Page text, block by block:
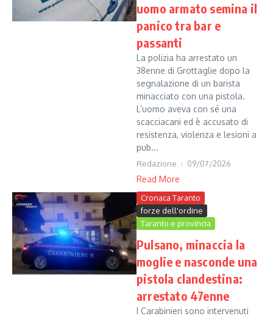
uomo armato semina il
panico tra bar e
passanti
La polizia ha arrestato un
38enne di Grottaglie dopo la
segnalazione di un barista
minacciato con una pistola.
L’uomo aveva con sé una
scacciacani ed è accusato di
resistenza, violenza e lesioni a
pub...
Redazione 09/07/2026
Read More
Cronaca Taranto
forze dell'ordine
Taranto e provincia
Pulsano, minaccia la
moglie e nasconde una
pistola clandestina:
arrestato 47enne
I Carabinieri sono intervenuti